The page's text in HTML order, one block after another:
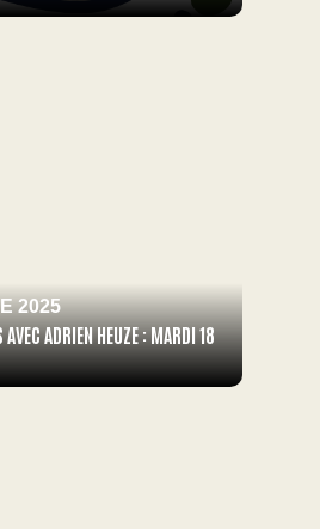
2025
AVEC ADRIEN HEUZE : MARDI 18